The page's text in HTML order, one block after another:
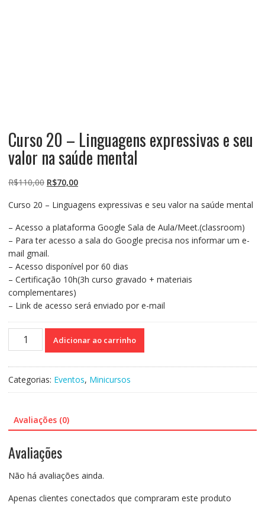
Curso 20 – Linguagens expressivas e seu
valor na saúde mental
R$110,00 O
original
R$110,00.
R$70,00O
atual
R$70,00.
Curso 20 – Linguagens expressivas e seu valor na saúde mental
– Acesso a plataforma Google Sala de Aula/Meet.(classroom)
– Para ter acesso a sala do Google precisa nos informar um e-
mail gmail.
– Acesso disponível por 60 dias
– Certificação 10h(3h curso gravado + materiais
complementares)
– Link de acesso será enviado por e-mail
Curso
expressivas
valor
saúde
quantidade
Adicionar ao carrinho
Categorias: Eventos, Minicursos
Avaliações (0)
Avaliações
Não há avaliações ainda.
Apenas clientes conectados que compraram este produto